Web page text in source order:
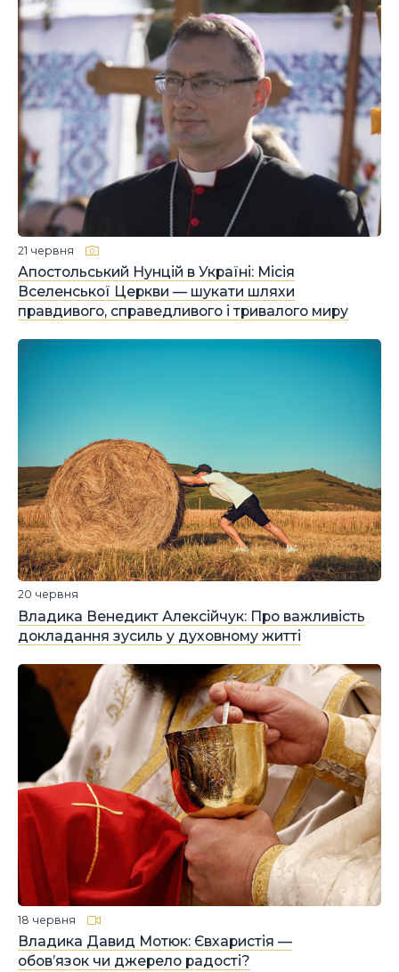
Апостольський Нунцій в Україні: Місія
Вселенської Церкви — шукати шляхи
правдивого, справедливого і тривалого миру
21 червня
Владика Венедикт Алексійчук: Про важливість
докладання зусиль у духовному житті
20 червня
Владика Давид Мотюк: Євхаристія —
обов’язок чи джерело радості?
18 червня